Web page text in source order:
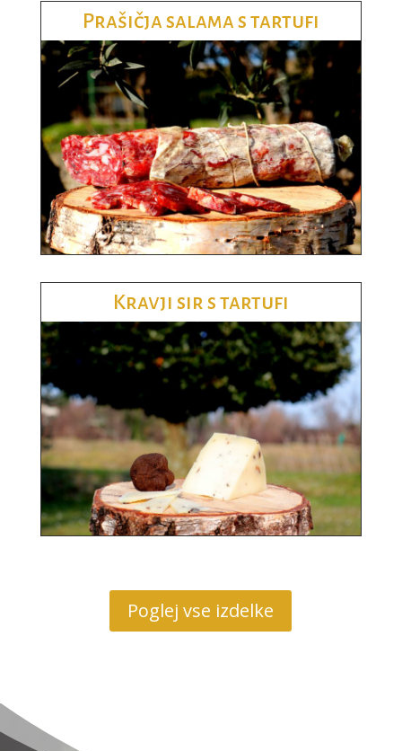
Prašičja salama s tartufi
Kravji sir s tartufi
Poglej vse izdelke